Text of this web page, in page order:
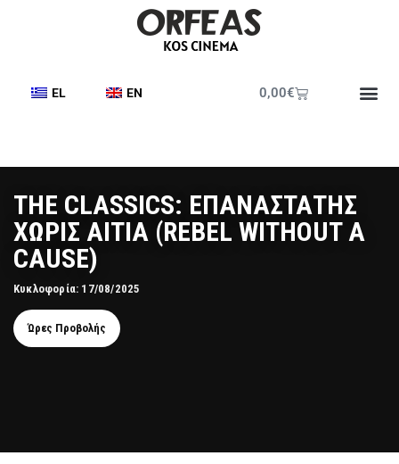
EL EN 0,00€
THE CLASSICS: ΕΠΑΝΑΣΤΑΤΗΣ
ΧΩΡΙΣ ΑΙΤΙΑ (REBEL WITHOUT A
CAUSE)
Κυκλοφορία: 17/08/2025
Ώρες Προβολής